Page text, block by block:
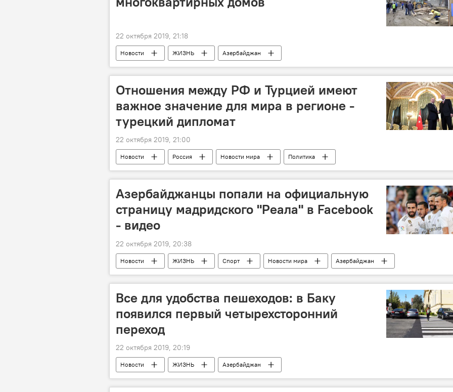
22 октября 2019, 21:18
Новости ЖИЗНЬ Азербайджан
Отношения между РФ и Турцией имеют
важное значение для мира в регионе -
турецкий дипломат
22 октября 2019, 21:00
Новости Россия Новости мира Политика
Азербайджанцы попали на официальную
страницу мадридского "Реала" в Facebook
- видео
22 октября 2019, 20:38
Новости ЖИЗНЬ Спорт Новости мира Азербайджан
Все для удобства пешеходов: в Баку
появился первый четырехсторонний
переход
22 октября 2019, 20:19
Новости ЖИЗНЬ Азербайджан